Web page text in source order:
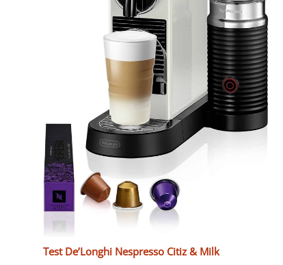
Test De’Longhi Nespresso Citiz & Milk